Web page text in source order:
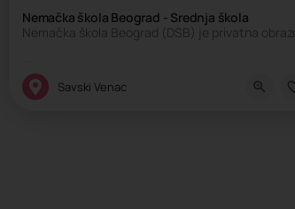
Nemačka škola Beograd - Srednja škola
Savski Venac